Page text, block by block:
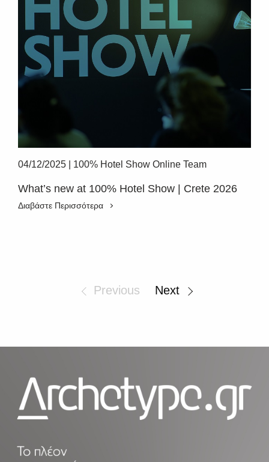
04/12/2025 100% Hotel Show Online Team
What’s new at 100% Hotel Show | Crete 2026
Διαβάστε Περισσότερα
Previous Next